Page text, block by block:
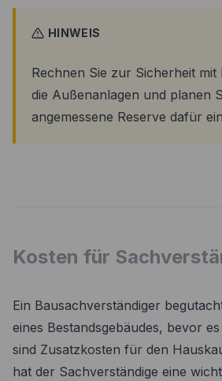
HINWEIS
Rechnen Sie zur Sicherheit
die Außenanlagen und planen
angemessene Reserve dafür
Kosten für
Ein Bausachverständiger
eines Bestandsgebäudes, bevor
sind Zusatzkosten für den
hat der Sachverständige eine